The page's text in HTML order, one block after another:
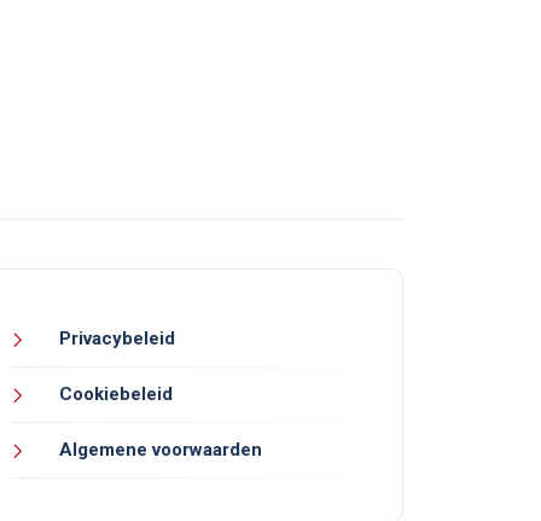
Privacybeleid
Cookiebeleid
Algemene voorwaarden